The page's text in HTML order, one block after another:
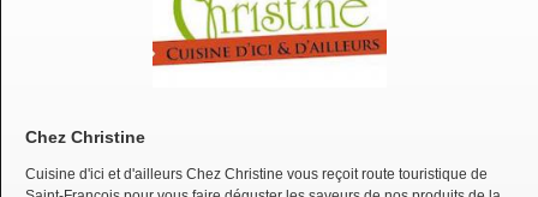
Chez Christine
Cuisine d'ici et d'ailleurs Chez Christine vous reçoit route touristique de